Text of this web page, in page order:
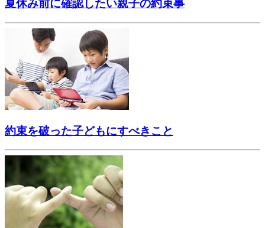
夏休み前に確認したい親子の約束事
約束を破った子どもにすべきこと